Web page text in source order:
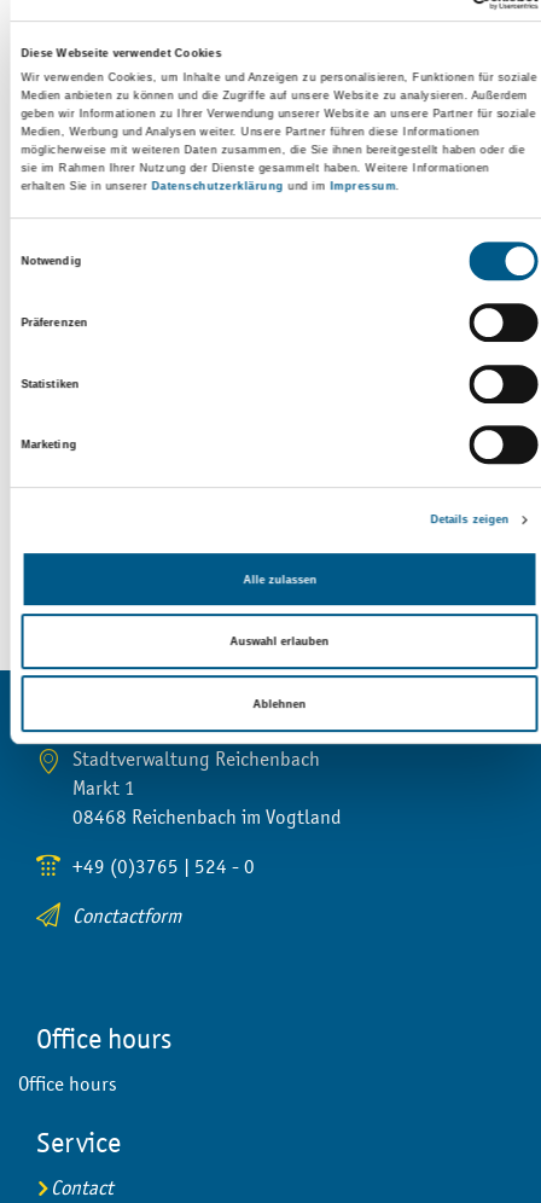
Diese Webseite verwendet Cookies
Wir verwenden Cookies, um Inhalte und Anzeigen zu personalisieren, Funktionen für soziale
Medien anbieten zu können und die Zugriffe auf unsere Website zu analysieren. Außerdem
geben wir Informationen zu Ihrer Verwendung unserer Website an unsere Partner für soziale
Medien, Werbung und Analysen weiter. Unsere Partner führen diese Informationen
möglicherweise mit weiteren Daten zusammen, die Sie ihnen bereitgestellt haben oder die
sie im Rahmen Ihrer Nutzung der Dienste gesammelt haben. Weitere Informationen
erhalten Sie in unserer Datenschutzerklärung und im Impressum.
Notwendig
Präferenzen
Statistiken
Marketing
Details zeigen
Alle zulassen
Auswahl erlauben
Ablehnen
Please enter here the word as displayed in the
picture.*
This is to prevent spamming.
Check inputs
print page
share on facebook
Stadtverwaltung Reichenbach
Markt 1
08468 Reichenbach im Vogtland
+49 (0)3765 | 524 - 0
Conctactform
Office hours
Office hours
Service
Contact